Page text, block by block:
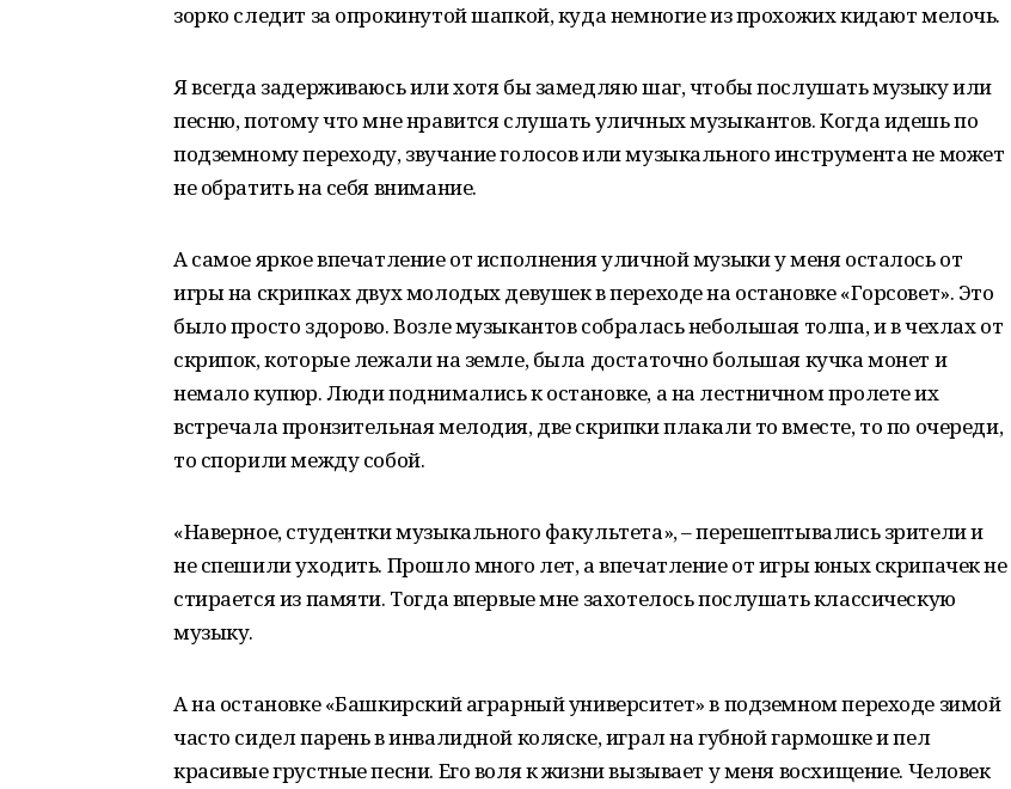
зорко следит за опрокинутой шапкой, куда немногие из прохожих кидают мелочь.
Я всегда задерживаюсь или хотя бы замедляю шаг, чтобы послушать музыку или
песню, потому что мне нравится слушать уличных музыкантов. Когда идешь по
подземному переходу, звучание голосов или музыкального инструмента не может
не обратить на себя внимание.
А самое яркое впечатление от исполнения уличной музыки у меня осталось от
игры на скрипках двух молодых девушек в переходе на остановке «Горсовет». Это
было просто здорово. Возле музыкантов собралась небольшая толпа, и в чехлах от
скрипок, которые лежали на земле, была достаточно большая кучка монет и
немало купюр. Люди поднимались к остановке, а на лестничном пролете их
встречала пронзительная мелодия, две скрипки плакали то вместе, то по очереди,
то спорили между собой.
«Наверное, студентки музыкального факультета», – перешептывались зрители и
не спешили уходить. Прошло много лет, а впечатление от игры юных скрипачек не
стирается из памяти. Тогда впервые мне захотелось послушать классическую
музыку.
А на остановке «Башкирский аграрный университет» в подземном переходе зимой
часто сидел парень в инвалидной коляске, играл на губной гармошке и пел
красивые грустные песни. Его воля к жизни вызывает у меня восхищение. Человек